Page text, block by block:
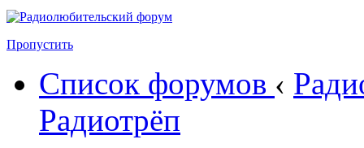
Пропустить
Список форумов ‹
Радиотрёп